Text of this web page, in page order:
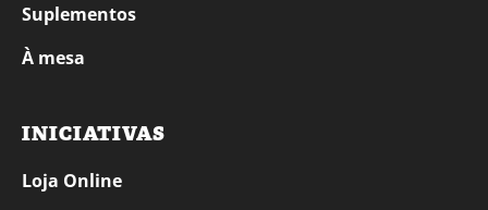
Suplementos
À mesa
INICIATIVAS
Loja Online